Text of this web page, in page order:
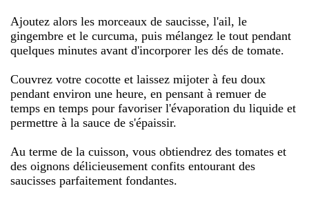
Ajoutez alors les morceaux de saucisse, l'ail, le
gingembre et le curcuma, puis mélangez le tout pendant
quelques minutes avant d'incorporer les dés de tomate.
Couvrez votre cocotte et laissez mijoter à feu doux
pendant environ une heure, en pensant à remuer de
temps en temps pour favoriser l'évaporation du liquide et
permettre à la sauce de s'épaissir.
Au terme de la cuisson, vous obtiendrez des tomates et
des oignons délicieusement confits entourant des
saucisses parfaitement fondantes.